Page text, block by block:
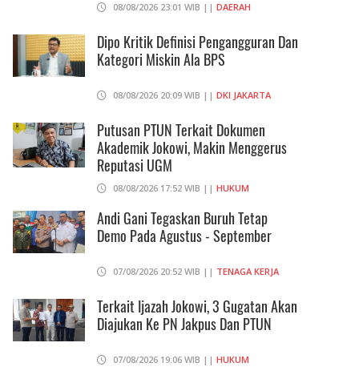
08/08/2026 23:01 WIB || DAERAH
Dipo Kritik Definisi Pengangguran Dan
Kategori Miskin Ala BPS
08/08/2026 20:09 WIB || DKI JAKARTA
Putusan PTUN Terkait Dokumen
Akademik Jokowi, Makin Menggerus
Reputasi UGM
08/08/2026 17:52 WIB || HUKUM
Andi Gani Tegaskan Buruh Tetap
Demo Pada Agustus - September
07/08/2026 20:52 WIB || TENAGA KERJA
Terkait Ijazah Jokowi, 3 Gugatan Akan
Diajukan Ke PN Jakpus Dan PTUN
07/08/2026 19:06 WIB || HUKUM